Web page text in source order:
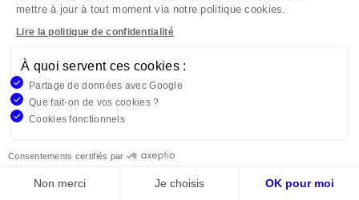
Explorer plus d'articles :
mettre à jour à tout moment via notre politique cookies.
Lire la politique de confidentialité
À quoi servent ces cookies :
Partage de données avec Google
Que fait-on de vos cookies ?
Cookies fonctionnels
Consentements certifiés par
Non merci Je choisis OK pour moi